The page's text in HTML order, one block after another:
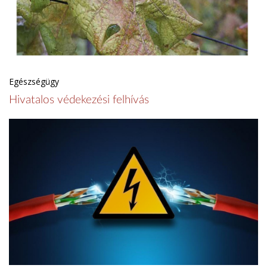
Egészségügy
Hivatalos védekezési felhívás